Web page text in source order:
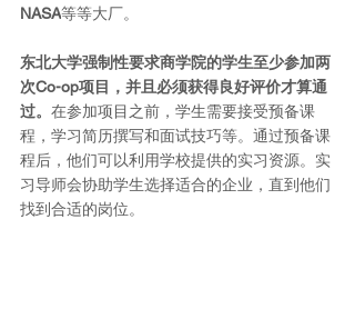
NASA等等大厂。
东北大学强制性要求商学院的学生至少参加两
次Co-op项目，并且必须获得良好评价才算通
过。 在参加项目之前，学生需要接受预备课
程，学习简历撰写和面试技巧等。通过预备课
程后，他们可以利用学校提供的实习资源。实
习导师会协助学生选择适合的企业，直到他们
找到合适的岗位。